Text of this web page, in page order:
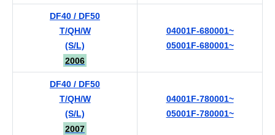
DF40 / DF50
T/QH/W
(S/L)
2006
04001F-680001~
05001F-680001~
DF40 / DF50
T/QH/W
(S/L)
2007
04001F-780001~
05001F-780001~